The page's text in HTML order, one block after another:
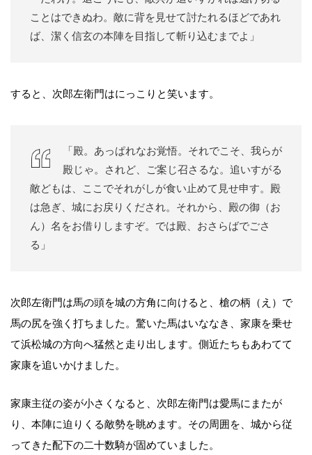
ことはできぬわ。敵に背を見せて討たれるほどであれ
ば、潔く信玄の本陣を目指して斬り込むまでよ」
すると、次郎左衛門はにっこりと笑います。
「殿。あっぱれなお覚悟。それでこそ、我らが
殿じゃ。されど、ご案じ召さるな。追いすがる
敵どもは、ここでそれがしが食い止めて見せ申す。殿
は急ぎ、城にお戻りくだされ。それから、殿の御（お
ん）名をお借りしますぞ。では殿、おさらばでごさ
る」
次郎左衛門は馬の頭を城の方角に向けると、槍の柄（え）で
馬の尻を強く打ちました。驚いた馬はいななき、家康を乗せ
て浜松城の方向へ猛然と走り出します。側近たちもあわてて
家康を追いかけました。
家康主従の姿が小さくなると、次郎左衛門は愛馬にまたが
り、本陣に迫りくる敵勢を眺めます。その周囲を、城から従
ってきた配下の二十数騎が固めていました。